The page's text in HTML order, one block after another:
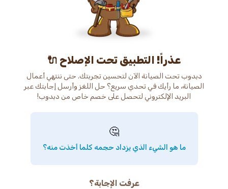
عذراً! التطبيق تحت الإصلاح 🔌
دبدوب تحت الصيانة الآن لتحسين تجربتك. حتى ننتهي أعمال
الصيانة، ما رأيك في تحدي سريع؟ حل اللغز وأرسل إجابتك عبر
البريد الإلكتروني لتحصل على خصم خاص من دبدوب!
🤔
ما هو الشيء الذي يزداد حجمه كلما أخذت منه؟
عرفت الإجابة؟